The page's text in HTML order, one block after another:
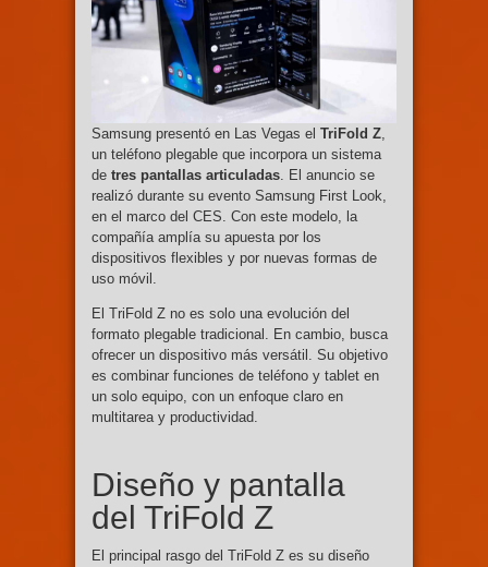
Samsung presentó en Las Vegas el TriFold Z,
un teléfono plegable que incorpora un sistema
de tres pantallas articuladas. El anuncio se
realizó durante su evento Samsung First Look,
en el marco del CES. Con este modelo, la
compañía amplía su apuesta por los
dispositivos flexibles y por nuevas formas de
uso móvil.
El TriFold Z no es solo una evolución del
formato plegable tradicional. En cambio, busca
ofrecer un dispositivo más versátil. Su objetivo
es combinar funciones de teléfono y tablet en
un solo equipo, con un enfoque claro en
multitarea y productividad.
Diseño y pantalla
del TriFold Z
El principal rasgo del TriFold Z es su diseño